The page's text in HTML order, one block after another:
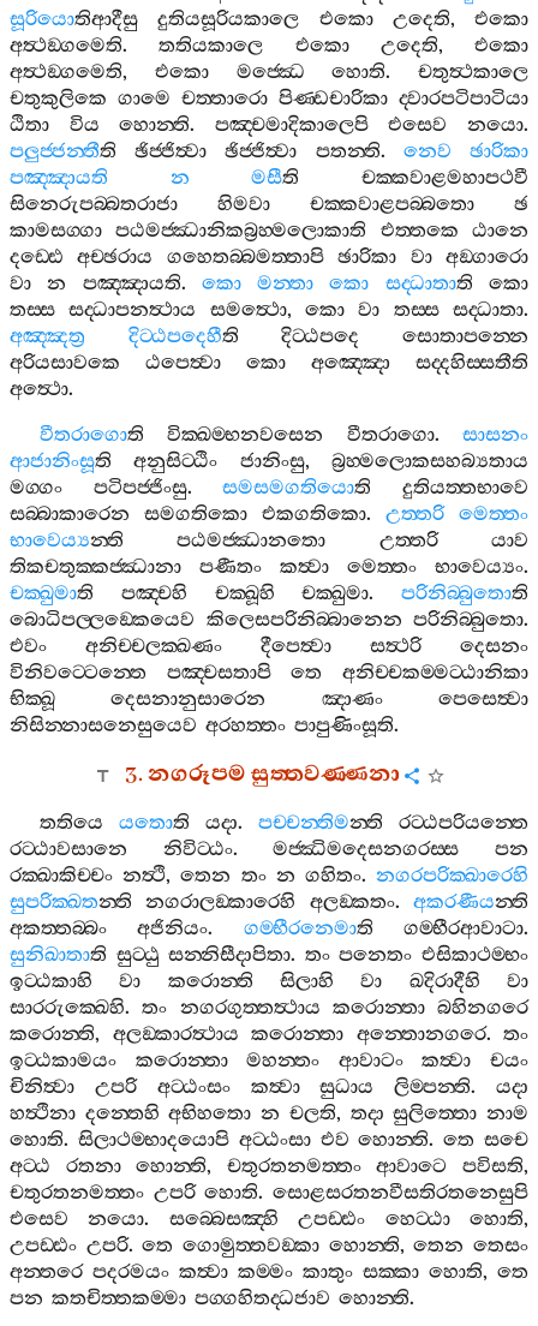
සූරියොතිආදීසු දුතියසූරියකාලෙ එකො උදෙති, එකො
අත්‍ථඞ‍්ගමෙති.තතියකාලෙ එකො උදෙති, එකො
අත්‍ථඞ‍්ගමෙති, එකො මජ‍්ඣෙ හොති. චතුත්‍ථකාලෙ
චතුකුලිකෙ ගාමෙ චත‍්තාරො පිණ‍්ඩචාරිකා ද‍්වාරපටිපාටියා
ඨිතා
විය හොන‍්ති. පඤ‍්චමාදිකාලෙපි එසෙව නයො.
පලුජ‍්ජන‍්තීති ඡිජ‍්ජිත්‍වා ඡිජ‍්ජිත්‍වා පතන‍්ති. නෙව
ඡාරිකා
පඤ‍්ඤායති
න මසීති
චක‍්කවාළමහාපථවී
සිනෙරුපබ‍්බතරාජා
හිමවා චක‍්කවාළපබ‍්බතො
ඡ
කාමසග‍්ගා පඨමජ‍්ඣානිකබ්‍රහ‍්මලොකාති එත‍්තකෙ
ඨානෙ
දඩ‍්ඪෙ
අච‍්ඡරාය ගහෙතබ‍්බමත‍්තාපි ඡාරිකා වා
අඞ‍්ගාරො
වා
න පඤ‍්ඤායති. කො මන‍්තා කො සද‍්ධාතාති
කො
තස‍්ස සද‍්ධාපනත්‍ථාය සමත්‍ථො,කො වා තස‍්ස සද‍්ධාතා.
අඤ‍්ඤත්‍ර
දිට‍්ඨපදෙහීති දිට‍්ඨපදෙ
සොතාපන‍්නෙ
අරියසාවකෙ
ඨපෙත්‍වා කො අඤ‍්ඤො
සද‍්දහිස‍්සතීති
අත්‍ථො.
වීතරාගොති වික‍්ඛම‍්භනවසෙන වීතරාගො.සාසනං
ආජානිංසූති අනුසිට‍්ඨිං ජානිංසු,බ්‍රහ‍්මලොකසහබ්‍යතාය
මග‍්ගං
පටිපජ‍්ජිංසු.සමසමගතියොති
දුතියත‍්තභාවෙ
සබ‍්බාකාරෙන
සමගතිකො එකගතිකො. උත‍්තරි
මෙත‍්තං
භාවෙය්‍යන‍්ති පඨමජ‍්ඣානතො උත‍්තරි
යාව
තිකචතුක‍්කජ‍්ඣානා
පණීතං කත්‍වා මෙත‍්තං භාවෙය්‍යං.
චක‍්ඛුමාති පඤ‍්චහි චක‍්ඛූහි චක‍්ඛුමා. පරිනිබ‍්බුතොති
බොධිපල‍්ලඞ‍්කෙයෙව කිලෙසපරිනිබ‍්බානෙන පරිනිබ‍්බුතො.
එවං
අනිච‍්චලක‍්ඛණං දීපෙත්‍වා සත්‍ථරි
දෙසනං
විනිවට‍්ටෙන‍්තෙ
පඤ‍්චසතාපි තෙ
අනිච‍්චකම‍්මට‍්ඨානිකා
භික‍්ඛූ
දෙසනානුසාරෙන ඤාණං
පෙසෙත්‍වා
නිසින‍්නාසනෙසුයෙව අරහත‍්තං පාපුණිංසූති.
3.නගරූපමසුත‍්තවණ‍්ණනා
තතියෙ යතොති යදා. පච‍්චන‍්තිමන‍්ති
රට‍්ඨපරියන‍්තෙ
රට‍්ඨාවසානෙ
නිවිට‍්ඨං.මජ‍්ඣිමදෙසනගරස‍්ස
පන
රක‍්ඛාකිච‍්චං නත්‍ථි,තෙන තං න ගහිතං.නගරපරික‍්ඛාරෙහි
සුපරික‍්ඛතන‍්ති නගරාලඞ‍්කාරෙහි අලඞ‍්කතං.අකරණීයන‍්ති
අකත‍්තබ‍්බං
අජිනියං. ගම‍්භීරනෙමාති ගම‍්භීරආවාටා.
සුනිඛාතාති සුට‍්ඨු සන‍්නිසීදාපිතා. තං පනෙතං එසිකාථම‍්භං
ඉට‍්ඨකාහි
වා කරොන‍්ති සිලාහි වා ඛදිරාදීහි
වා
සාරරුක‍්ඛෙහි.තං නගරගුත‍්තත්‍ථාය කරොන‍්තා බහිනගරෙ
කරොන‍්ති, අලඞ‍්කාරත්‍ථාය කරොන‍්තා අන‍්තොනගරෙ. තං
ඉට‍්ඨකාමයං
කරොන‍්තා මහන‍්තං ආවාටං කත්‍වා
චයං
චිනිත්‍වා
උපරි අට‍්ඨංසං කත්‍වා සුධාය ලිම‍්පන‍්ති.යදා
හත්‍ථිනා දන‍්තෙහි අභිහතො න චලති, තදා සුලිත‍්තො නාම
හොති. සිලාථම‍්භාදයොපි අට‍්ඨංසා එව හොන‍්ති.තෙ සචෙ
අට‍්ඨ
රතනා හොන‍්ති, චතුරතනමත‍්තං ආවාටෙ පවිසති,
චතුරතනමත‍්තං උපරි හොති.සොළසරතනවීසතිරතනෙසුපි
එසෙව
නයො. සබ‍්බෙසඤ‍්හි උපඩ‍්ඪං හෙට‍්ඨා හොති,
උපඩ‍්ඪං උපරි.තෙ ගොමුත‍්තවඞ‍්කා හොන‍්ති,තෙන තෙසං
අන‍්තරෙ පදරමයං කත්‍වා කම‍්මං කාතුං සක‍්කා හොති, තෙ
පන කතචිත‍්තකම‍්මා පග‍්ගහිතද‍්ධජාව හොන‍්ති.